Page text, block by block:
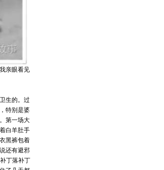
亲眼看见
生的。过
特别是婆
第一场大
白羊肚手
黑裤包着
还有避邪
丁落补丁